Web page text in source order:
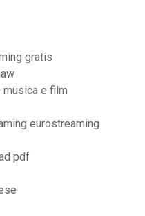
gratis
musica e film
eurostreaming
pdf